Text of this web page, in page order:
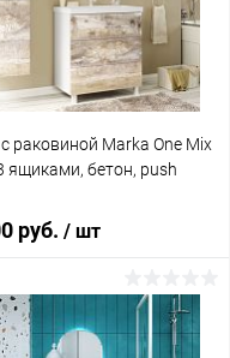
Под заказ
раковиной Marka One Mix
ящиками, бетон, push
руб. / шт
В корзину